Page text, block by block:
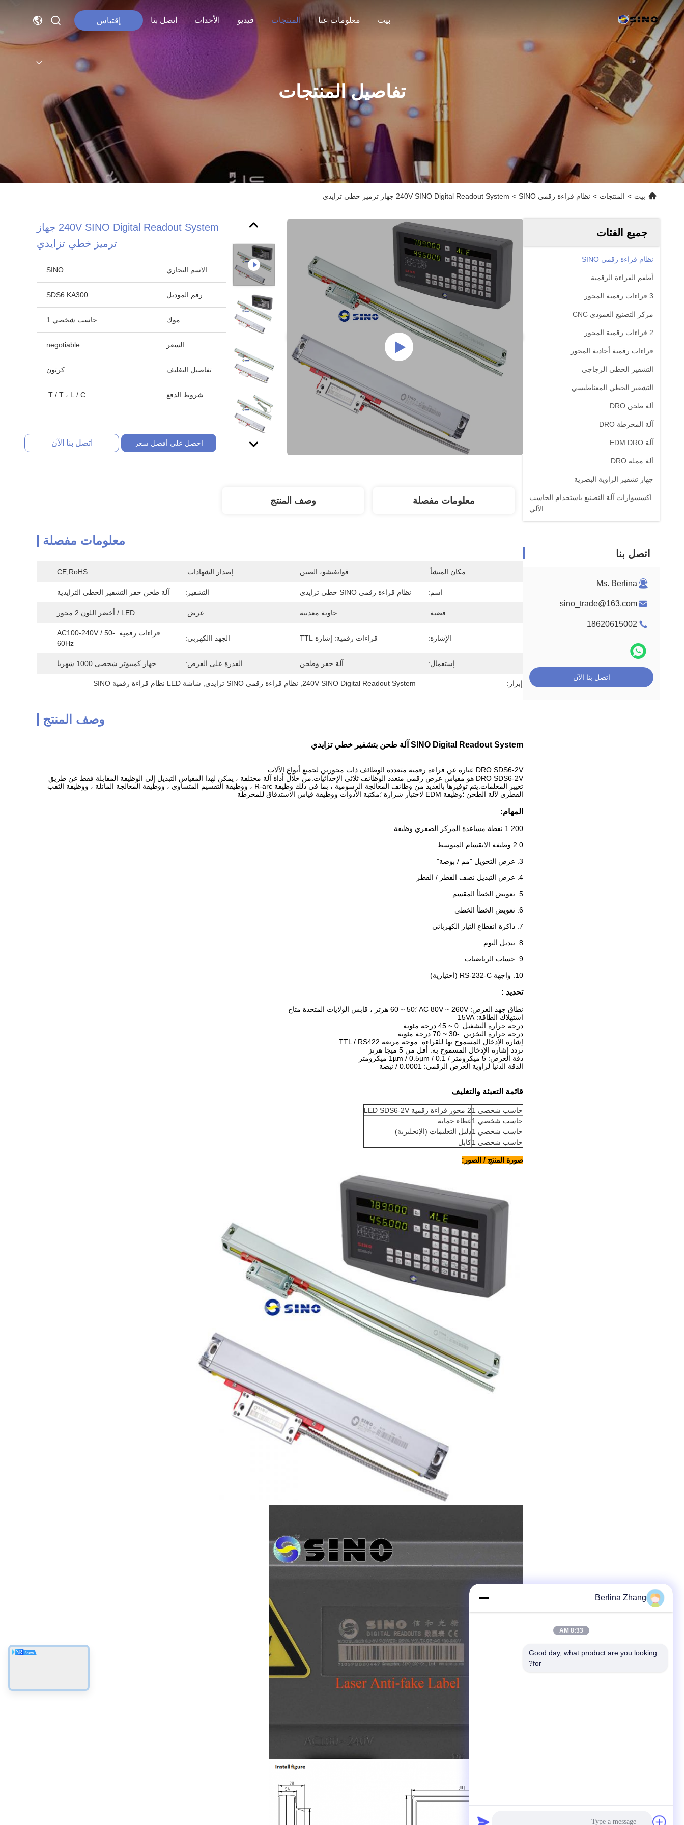
بيت معلومات عنا المنتجات فيديو الأحداث اتصل بنا إقتباس
تفاصيل المنتجات
بيت > المنتجات > نظام قراءة رقمي SINO > 240V SINO Digital Readout System جهاز ترميز خطي تزايدي
جميع الفئات
نظام قراءة رقمي SINO
أطقم القراءة الرقمية
3 قراءات رقمية المحور
مركز التصنيع العمودي CNC
2 قراءات رقمية المحور
قراءات رقمية أحادية المحور
التشفير الخطي الزجاجي
التشفير الخطي المغناطيسي
آلة طحن DRO
آلة المخرطة DRO
آلة EDM DRO
آلة مملة DRO
جهاز تشفير الزاوية البصرية
اكسسوارات آلة التصنيع باستخدام الحاسب
الآلي
اتصل بنا
Ms. Berlina
sino_trade@163.com
18620615002
اتصل بنا الآن
240V SINO Digital Readout System جهاز
ترميز خطي تزايدي
الاسم التجاري: SINO
رقم الموديل: SDS6 KA300
موك: حاسب شخصي 1
السعر: negotiable
تفاصيل التغليف: كرتون
شروط الدفع: T / T ، L / C.
احصل على أفضل سعر اتصل بنا الآن
معلومات مفصلة وصف المنتج
معلومات مفصلة
مكان المنشأ: قوانغتشو، الصين إصدار الشهادات: CE,RoHS
اسم: نظام قراءة رقمي SINO خطي تزايدي التشفير: آلة طحن حفر التشفير الخطي التزايدية
قضية: حاوية معدنية عرض: LED / أخضر اللون 2 محور
الإشارة: قراءات رقمية: إشارة TTL الجهد االكهربى:
قراءات رقمية: AC100-240V / 50-
60Hz
إستعمال: آلة حفر وطحن القدرة على العرض: جهاز كمبيوتر شخصى 1000 شهريا
إبراز: 240V SINO Digital Readout System نظام قراءة رقمي SINO تزايدي شاشة LED نظام قراءة رقمية SINO
وصف المنتج
SINO Digital Readout System آلة طحن بتشفير خطي تزايدي
DRO SDS6-2V عبارة عن قراءة رقمية متعددة الوظائف ذات محورين لجميع أنواع الآلات.
DRO SDS6-2V هو مقياس عرض رقمي متعدد الوظائف ثلاثي الإحداثيات.من خلال أداة آلة مختلفة ، يمكن لهذا المقياس التبديل إلى الوظيفة المقابلة فقط عن طريق
تغيير المعلمات.يتم توفيرها بالعديد من وظائف المعالجة الرسومية ، بما في ذلك وظيفة R-arc ، ووظيفة التقسيم المتساوي ، ووظيفة المعالجة المائلة ، ووظيفة الثقب
القطري لآلة الطحن ؛وظيفة EDM لاختبار شرارة ؛مكتبة الأدوات ووظيفة قياس الاستدقاق للمخرطة
المهام:
1.200 نقطة مساعدة المركز الصفري وظيفة
2.0 وظيفة الانقسام المتوسط
3. عرض التحويل "مم / بوصة"
4. عرض التبديل نصف القطر / القطر
5. تعويض الخطأ المقسم
6. تعويض الخطأ الخطي
7. ذاكرة انقطاع التيار الكهربائي
8. تبديل النوم
9. حساب الرياضيات
10. واجهة RS-232-C (اختيارية)
تحديد :
نطاق جهد العرض: AC 80V ~ 260V ؛50 ~ 60 هرتز ، قابس الولايات المتحدة متاح
استهلاك الطاقة: 15VA
درجة حرارة التشغيل: 0 ~ 45 درجة مئوية
درجة حرارة التخزين: -30 ~ 70 درجة مئوية
إشارة الإدخال المسموح بها للقراءة: موجة مربعة TTL / RS422
تردد إشارة الإدخال المسموح به: أقل من 5 ميجا هرتز
دقة العرض: 5 ميكرومتر / 1
µm / 0.5µm / 0. 1 ميكرومتر
الدقة الدنيا لزاوية العرض الرقمي: 0.0001 / نبضة
قائمة التعبئة والتغليف:
حاسب شخصي 1
2 محور قراءة رقمية LED SDS6-2V
حاسب شخصي 1
غطاء حماية
حاسب شخصي 1
دليل التعليمات (الإنجليزية)
حاسب شخصي 1
كابل
صورة المنتج / الصور:
Berlina Zhang
8:33 AM
Good day, what product are you looking
for?